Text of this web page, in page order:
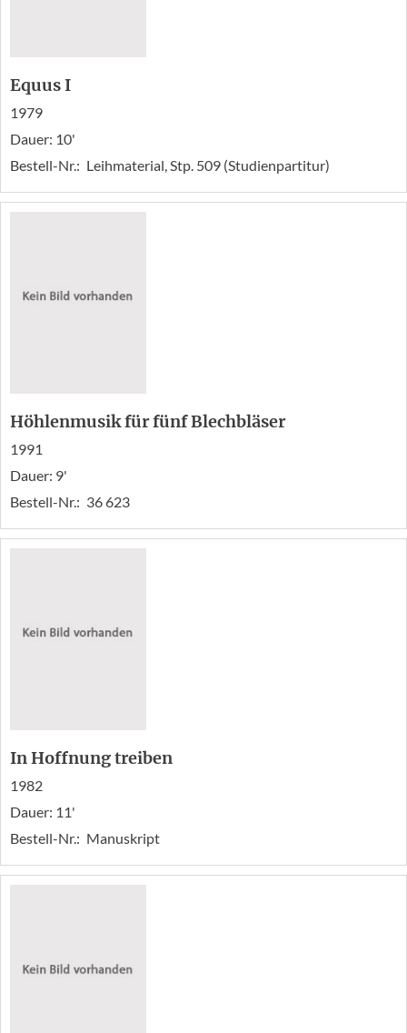
Equus I
1979
Dauer: 10'
Bestell-Nr.: Leihmaterial, Stp. 509 (Studienpartitur)
Höhlenmusik für fünf Blechbläser
1991
Dauer: 9'
Bestell-Nr.: 36 623
In Hoffnung treiben
1982
Dauer: 11'
Bestell-Nr.: Manuskript